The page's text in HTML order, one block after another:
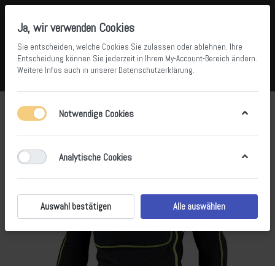
Menü Anmelden Vergleichen Wunschliste
Ja, wir verwenden Cookies
Sie entscheiden, welche Cookies Sie zulassen oder ablehnen. Ihre
Entscheidung können Sie jederzeit in Ihrem My-Account-Bereich ändern.
Weitere Infos auch in unserer Datenschutzerklärung.
Notwendige Cookies
Analytische Cookies
Auswahl bestätigen Alle auswählen